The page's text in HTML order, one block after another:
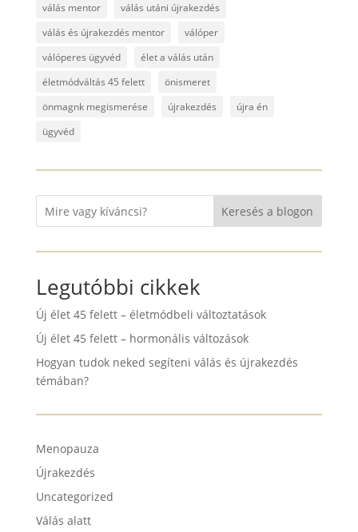
válás mentor
válás utáni újrakezdés
válás és újrakezdés mentor
válóper
válóperes ügyvéd
élet a válás után
életmódváltás 45 felett
önismeret
önmagnk megismerése
újrakezdés
újra én
ügyvéd
Keresés a blogon
Legutóbbi cikkek
Új élet 45 felett – életmódbeli változtatások
Új élet 45 felett – hormonális változások
Hogyan tudok neked segíteni válás és újrakezdés
témában?
Menopauza
Újrakezdés
Uncategorized
Válás alatt